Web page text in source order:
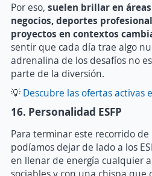
Por eso, suelen brillar en
negocios, deportes
proyectos en contextos
sentir que cada día trae algo
adrenalina de los desafíos no
parte de la diversión.
💡 Descubre las ofertas activas
16. Personalidad ESFP
Para terminar este recorrido
podíamos dejar de lado a los
en llenar de energía cualquier